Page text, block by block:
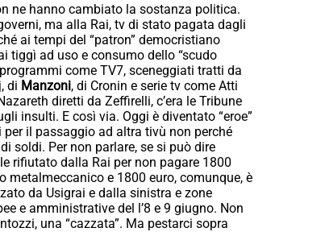
ne hanno cambiato la sostanza politica.
ma alla Rai, tv di stato pagata dagli
ai tempi del “patron” democristiano
tiggì ad uso e consumo dello “scudo
come TV7, sceneggiati tratti da
di Manzoni, di Cronin e serie tv come Atti
diretti da Zeffirelli, c’era le Tribune
insulti. E così via. Oggi è diventato “eroe”
il passaggio ad altra tivù non perché
soldi. Per non parlare, se si può dire
rifiutato dalla Rai per non pagare 1800
metalmeccanico e 1800 euro, comunque, è
da Usigrai e dalla sinistra e zone
e amministrative del l’8 e 9 giugno. Non
una “cazzata”. Ma pestarci sopra